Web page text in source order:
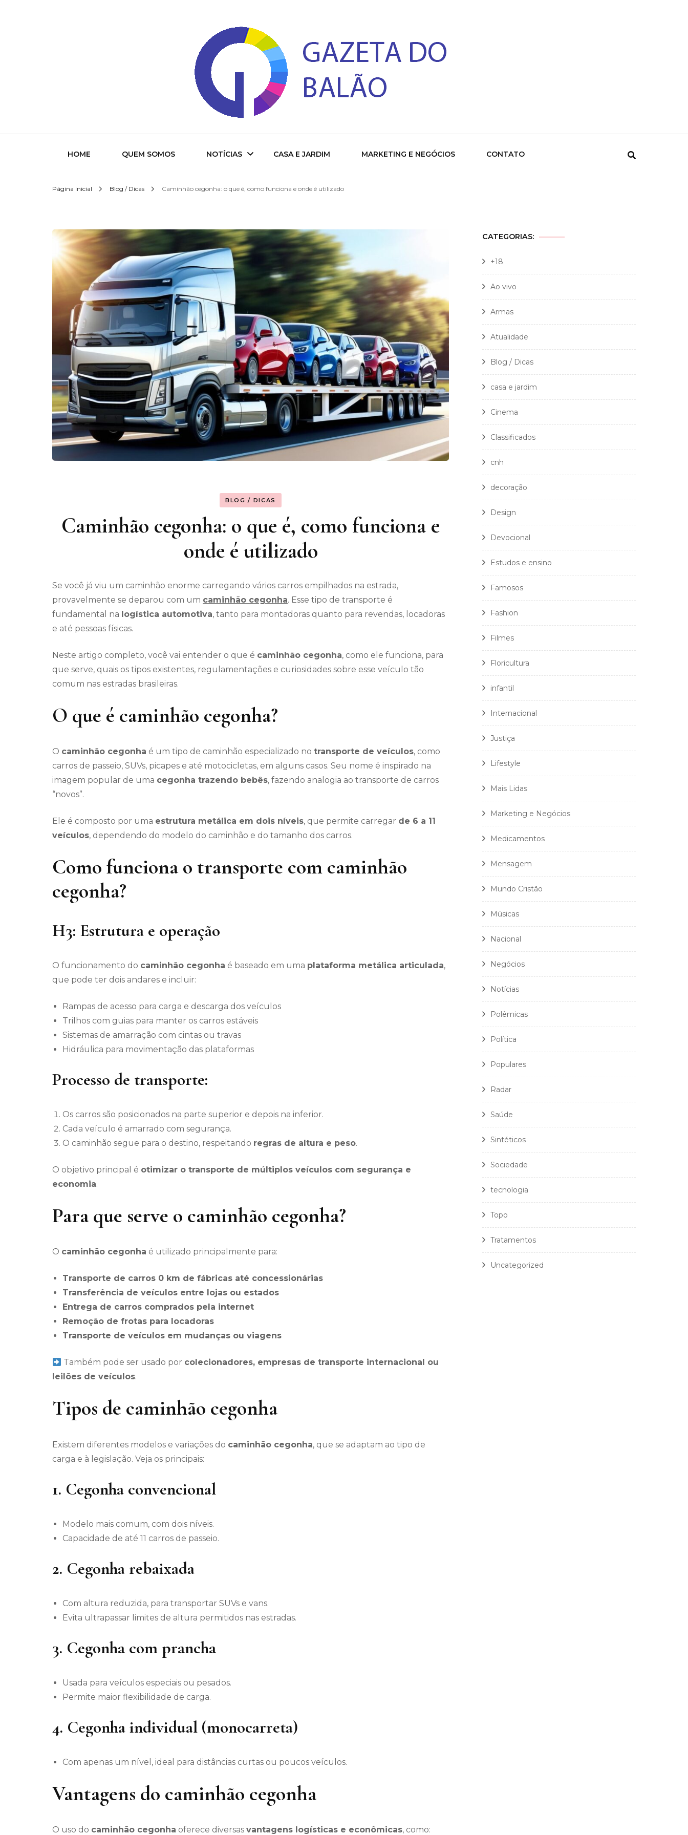
Gazeta do Balao
HOME QUEM SOMOS NOTÍCIAS
Assuntos gerais
Entretenimento
CASA E JARDIM MARKETING E NEGÓCIOS CONTATO
Página inicial Blog / Dicas Caminhão cegonha: o que é, como funciona e onde é utilizado
BLOG / DICAS
Caminhão cegonha: o que é, como funciona e
onde é utilizado
Se você já viu um caminhão enorme carregando vários carros empilhados na estrada,
provavelmente se deparou com um caminhão cegonha. Esse tipo de transporte é
fundamental na logística automotiva, tanto para montadoras quanto para revendas, locadoras
e até pessoas físicas.
Neste artigo completo, você vai entender o que é caminhão cegonha, como ele funciona, para
que serve, quais os tipos existentes, regulamentações e curiosidades sobre esse veículo tão
comum nas estradas brasileiras.
O que é caminhão cegonha?
O caminhão cegonha é um tipo de caminhão especializado no transporte de veículos, como
carros de passeio, SUVs, picapes e até motocicletas, em alguns casos. Seu nome é inspirado na
imagem popular de uma cegonha trazendo bebês, fazendo analogia ao transporte de carros
“novos”.
Ele é composto por uma estrutura metálica em dois níveis, que permite carregar de 6 a 11
veículos, dependendo do modelo do caminhão e do tamanho dos carros.
Como funciona o transporte com caminhão
cegonha?
H3: Estrutura e operação
O funcionamento do caminhão cegonha é baseado em uma plataforma metálica articulada,
que pode ter dois andares e incluir:
Rampas de acesso para carga e descarga dos veículos
Trilhos com guias para manter os carros estáveis
Sistemas de amarração com cintas ou travas
Hidráulica para movimentação das plataformas
Processo de transporte:
Os carros são posicionados na parte superior e depois na inferior.
Cada veículo é amarrado com segurança.
O caminhão segue para o destino, respeitando regras de altura e peso.
O objetivo principal é otimizar o transporte de múltiplos veículos com segurança e
economia.
Para que serve o caminhão cegonha?
O caminhão cegonha é utilizado principalmente para:
Transporte de carros 0 km de fábricas até concessionárias
Transferência de veículos entre lojas ou estados
Entrega de carros comprados pela internet
Remoção de frotas para locadoras
Transporte de veículos em mudanças ou viagens
Também pode ser usado por colecionadores, empresas de transporte internacional ou
leilões de veículos.
Tipos de caminhão cegonha
Existem diferentes modelos e variações do caminhão cegonha, que se adaptam ao tipo de
carga e à legislação. Veja os principais:
1. Cegonha convencional
Modelo mais comum, com dois níveis.
Capacidade de até 11 carros de passeio.
2. Cegonha rebaixada
Com altura reduzida, para transportar SUVs e vans.
Evita ultrapassar limites de altura permitidos nas estradas.
3. Cegonha com prancha
Usada para veículos especiais ou pesados.
Permite maior flexibilidade de carga.
4. Cegonha individual (monocarreta)
Com apenas um nível, ideal para distâncias curtas ou poucos veículos.
Vantagens do caminhão cegonha
O uso do caminhão cegonha oferece diversas vantagens logísticas e econômicas, como:
CATEGORIAS:
+18
Ao vivo
Armas
Atualidade
Blog / Dicas
casa e jardim
Cinema
Classificados
cnh
decoração
Design
Devocional
Estudos e ensino
Famosos
Fashion
Filmes
Floricultura
infantil
Internacional
Justiça
Lifestyle
Mais Lidas
Marketing e Negócios
Medicamentos
Mensagem
Mundo Cristão
Músicas
Nacional
Negócios
Notícias
Polêmicas
Política
Populares
Radar
Saúde
Sintéticos
Sociedade
tecnologia
Topo
Tratamentos
Uncategorized